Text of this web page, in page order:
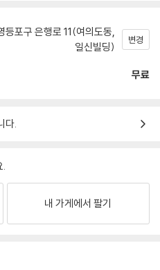
등포구 은행로 11(여의도동,
일신빌딩)
변경
무료
다.
.
내 가게에서 팔기